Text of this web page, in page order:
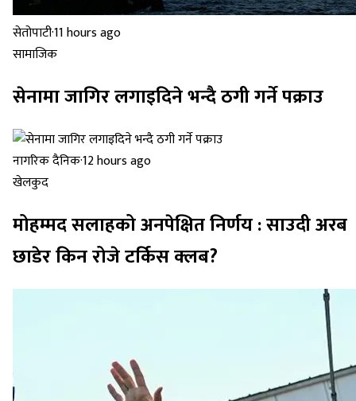
सेतोपाटी·11 hours ago
सामाजिक
सेनामा जागिर लगाइदिने भन्दै ठगी गर्ने पक्राउ
नागरिक दैनिक·12 hours ago
खेलकुद
मोहम्मद सलाहको अनपेक्षित निर्णय : साउदी अरब
छाडेर किन रोजे टर्किस क्लब?